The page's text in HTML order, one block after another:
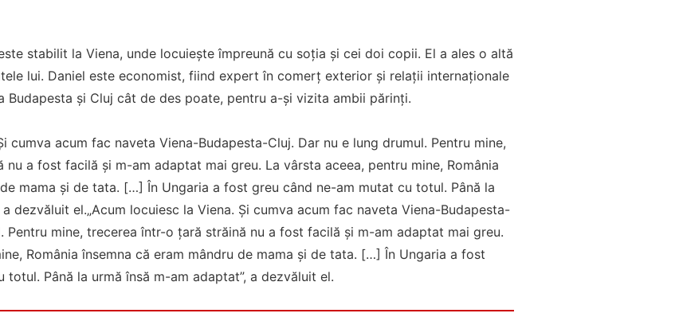
stabilit la Viena, unde locuiește împreună cu soția și cei doi copii. El a ales o altă
lui. Daniel este economist, fiind expert în comerț exterior și relații internaționale
Budapesta și Cluj cât de des poate, pentru a-și vizita ambii părinți.
cumva acum fac naveta Viena-Budapesta-Cluj. Dar nu e lung drumul. Pentru mine,
a fost facilă și m-am adaptat mai greu. La vârsta aceea, pentru mine, România
mama și de tata. […] În Ungaria a fost greu când ne-am mutat cu totul. Până la
dezvăluit el.„Acum locuiesc la Viena. Și cumva acum fac naveta Viena-Budapesta-
Pentru mine, trecerea într-o țară străină nu a fost facilă și m-am adaptat mai greu.
România însemna că eram mândru de mama și de tata. […] În Ungaria a fost
Până la urmă însă m-am adaptat”, a dezvăluit el.